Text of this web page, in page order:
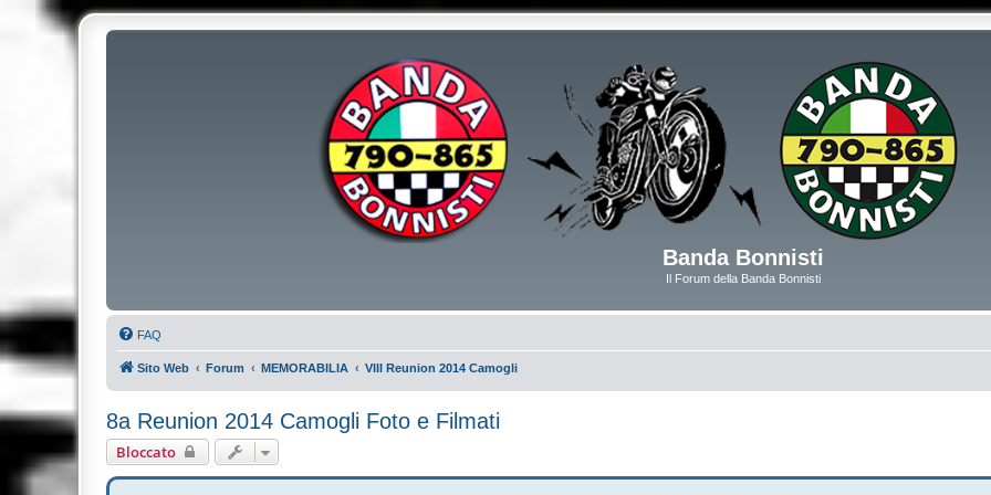
Banda Bonnisti
Il Forum della Banda Bonnisti
FAQ
Sito Web Forum MEMORABILIA VIII Reunion 2014 Camogli
8a Reunion 2014 Camogli Foto e Filmati
Bloccato